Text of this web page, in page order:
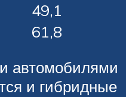
49,1
61,8
автомобилями
и гибридные